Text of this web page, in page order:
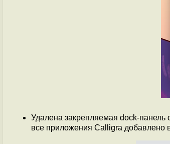
Удалена закрепляемая dock-панель
все приложения Calligra